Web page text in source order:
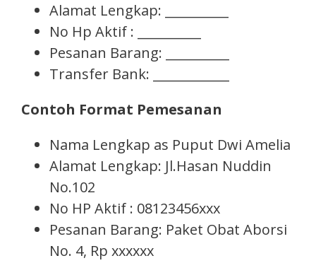
Alamat Lengkap: __________
No Hp Aktif : __________
Pesanan Barang: __________
Transfer Bank: ____________
Contoh Format Pemesanan
Nama Lengkap as Puput Dwi Amelia
Alamat Lengkap: Jl.Hasan Nuddin
No.102
No HP Aktif : 08123456xxx
Pesanan Barang: Paket Obat Aborsi
No. 4, Rp xxxxxx